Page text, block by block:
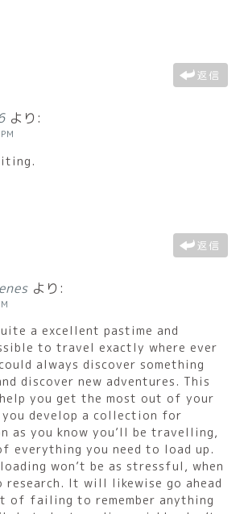
返信
より:
返信
より:
a excellent pastime and
to travel exactly where ever
always discover something
discover new adventures. This
you get the most out of your
you develop a collection for
as you know you’ll be travelling,
everything you need to load up.
won’t be as stressful, when
It will likewise go ahead
of failing to remember anything